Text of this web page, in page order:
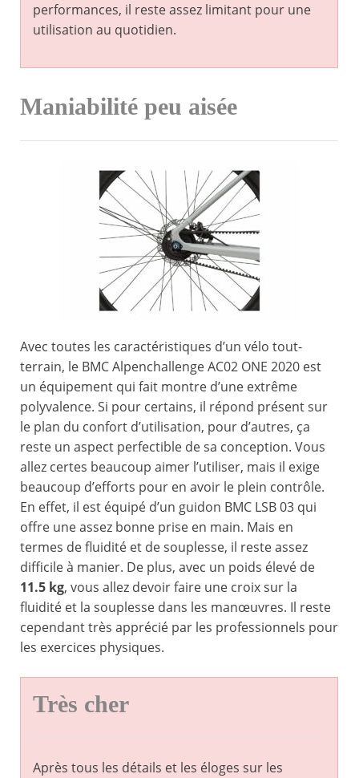
performances, il reste assez limitant pour une
utilisation au quotidien.
Maniabilité peu aisée
Avec toutes les caractéristiques d’un vélo tout-
terrain, le BMC Alpenchallenge AC02 ONE 2020 est
un équipement qui fait montre d’une extrême
polyvalence. Si pour certains, il répond présent sur
le plan du confort d’utilisation, pour d’autres, ça
reste un aspect perfectible de sa conception. Vous
allez certes beaucoup aimer l’utiliser, mais il exige
beaucoup d’efforts pour en avoir le plein contrôle.
En effet, il est équipé d’un guidon BMC LSB 03 qui
offre une assez bonne prise en main. Mais en
termes de fluidité et de souplesse, il reste assez
difficile à manier. De plus, avec un poids élevé de
11.5 kg, vous allez devoir faire une croix sur la
fluidité et la souplesse dans les manœuvres. Il reste
cependant très apprécié par les professionnels pour
les exercices physiques.
Très cher
Après tous les détails et les éloges sur les